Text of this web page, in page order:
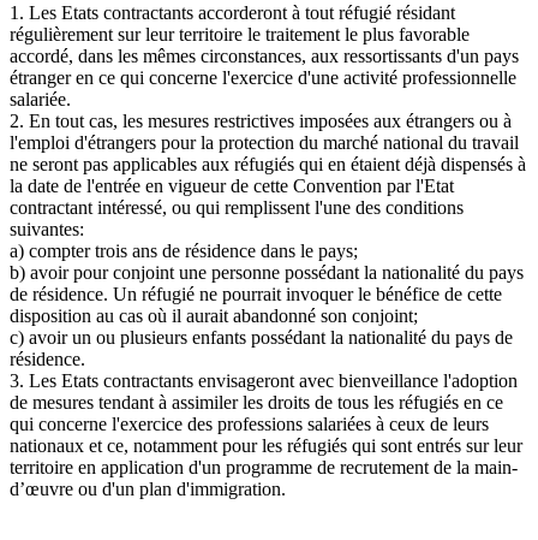
1. Les Etats contractants accorderont à tout réfugié résidant
régulièrement sur leur territoire le traitement le plus favorable
accordé, dans les mêmes circonstances, aux ressortissants d'un pays
étranger en ce qui concerne l'exercice d'une activité professionnelle
salariée.
2. En tout cas, les mesures restrictives imposées aux étrangers ou à
l'emploi d'étrangers pour la protection du marché national du travail
ne seront pas applicables aux réfugiés qui en étaient déjà dispensés à
la date de l'entrée en vigueur de cette Convention par l'Etat
contractant intéressé, ou qui remplissent l'une des conditions
suivantes:
a) compter trois ans de résidence dans le pays;
b) avoir pour conjoint une personne possédant la nationalité du pays
de résidence. Un réfugié ne pourrait invoquer le bénéfice de cette
disposition au cas où il aurait abandonné son conjoint;
c) avoir un ou plusieurs enfants possédant la nationalité du pays de
résidence.
3. Les Etats contractants envisageront avec bienveillance l'adoption
de mesures tendant à assimiler les droits de tous les réfugiés en ce
qui concerne l'exercice des professions salariées à ceux de leurs
nationaux et ce, notamment pour les réfugiés qui sont entrés sur leur
territoire en application d'un programme de recrutement de la main-
d’œuvre ou d'un plan d'immigration.